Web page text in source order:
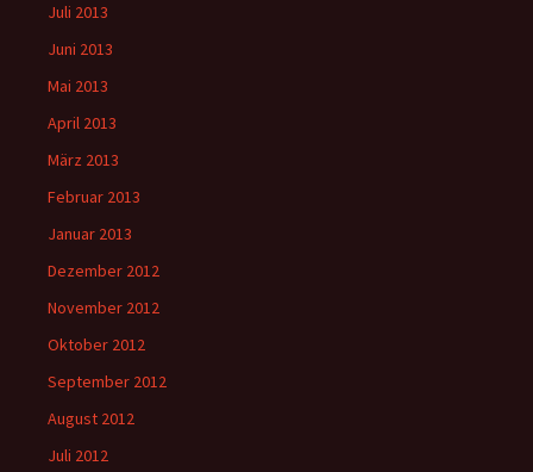
Juli 2013
Juni 2013
Mai 2013
April 2013
März 2013
Februar 2013
Januar 2013
Dezember 2012
November 2012
Oktober 2012
September 2012
August 2012
Juli 2012